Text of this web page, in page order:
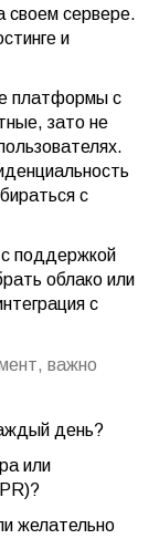
своем сервере.
и
платформы с
зато не
с
поддержкой
облако или
с
важно
день?
или
желательно